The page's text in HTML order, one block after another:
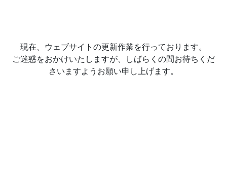
現在、ウェブサイトの更新作業を行っております。
ご迷惑をおかけいたしますが、しばらくの間お待ちくだ
さいますようお願い申し上げます。